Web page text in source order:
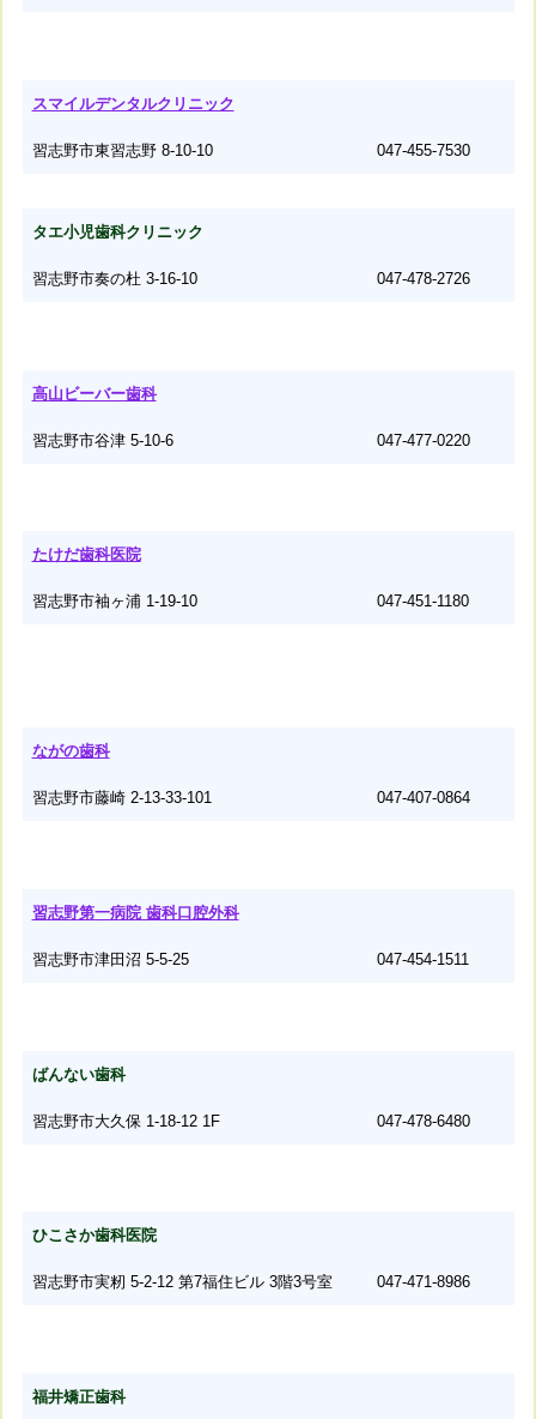
スマイルデンタルクリニック
習志野市東習志野 8-10-10 047-455-7530
タエ小児歯科クリニック
習志野市奏の杜 3-16-10 047-478-2726
高山ビーバー歯科
習志野市谷津 5-10-6 047-477-0220
たけだ歯科医院
習志野市袖ヶ浦 1-19-10 047-451-1180
ながの歯科
習志野市藤崎 2-13-33-101 047-407-0864
習志野第一病院 歯科口腔外科
習志野市津田沼 5-5-25 047-454-1511
ばんない歯科
習志野市大久保 1-18-12 1F 047-478-6480
ひこさか歯科医院
習志野市実籾 5-2-12 第7福住ビル 3階3号室 047-471-8986
福井矯正歯科